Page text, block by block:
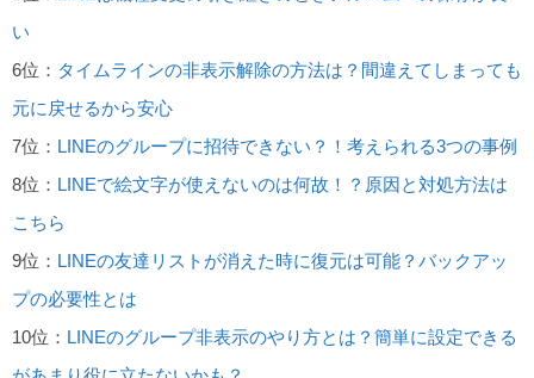
い
6位： タイムラインの非表示解除の方法は？間違えてしまっても
元に戻せるから安心
7位： LINEのグループに招待できない？！考えられる3つの事例
8位： LINEで絵文字が使えないのは何故！？原因と対処方法は
こちら
9位： LINEの友達リストが消えた時に復元は可能？バックアッ
プの必要性とは
10位： LINEのグループ非表示のやり方とは？簡単に設定できる